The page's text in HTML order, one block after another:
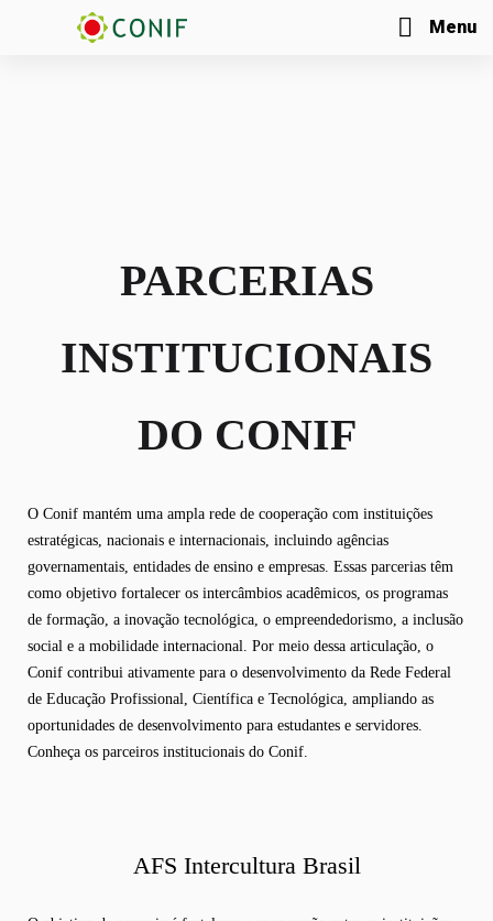
Menu
PARCERIAS
INSTITUCIONAIS
DO CONIF
O Conif mantém uma ampla rede de cooperação com instituições
estratégicas, nacionais e internacionais, incluindo agências
governamentais, entidades de ensino e empresas. Essas parcerias têm
como objetivo fortalecer os intercâmbios acadêmicos, os programas
de formação, a inovação tecnológica, o empreendedorismo, a inclusão
social e a mobilidade internacional. Por meio dessa articulação, o
Conif contribui ativamente para o desenvolvimento da Rede Federal
de Educação Profissional, Científica e Tecnológica, ampliando as
oportunidades de desenvolvimento para estudantes e servidores.
Conheça os parceiros institucionais do Conif.
AFS Intercultura Brasil